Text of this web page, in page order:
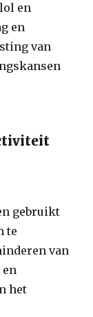
en
en
van
gebruikt
te
van
het